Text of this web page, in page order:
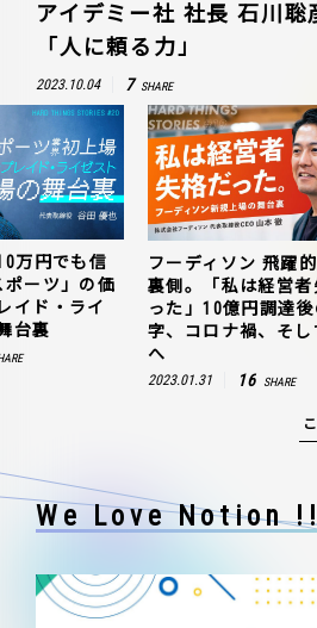
アイデミー社 社長 石川聡
「人に頼る力」
2023.10.04 7 SHARE
万円でも信
ーツ」の価
イド・ライ
台裏
フーディソン 飛躍
裏側。「私は経営者
った」10億円調達後
字、コロナ禍、そし
へ
2023.01.31 16 SHARE
We Love Notion